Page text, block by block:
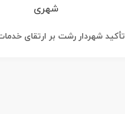
تأکید شهردار رشت بر ارتقای